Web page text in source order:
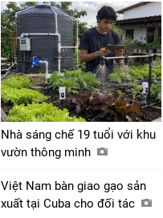
Nhà sáng chế 19 tuổi với khu
vườn thông minh
Việt Nam bàn giao gạo sản
xuất tại Cuba cho đối tác